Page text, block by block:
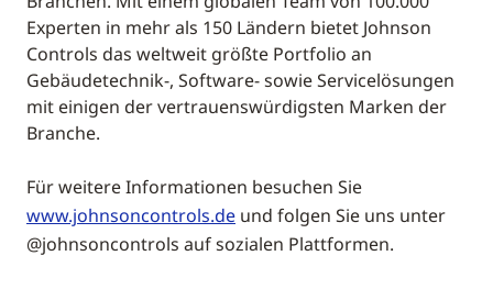
Experten in mehr als 150 Ländern bietet Johnson
Controls das weltweit größte Portfolio an
Gebäudetechnik-, Software- sowie Servicelösungen
mit einigen der vertrauenswürdigsten Marken der
Branche.
Für weitere Informationen besuchen Sie
www.johnsoncontrols.de und folgen Sie uns unter
@johnsoncontrols auf sozialen Plattformen.